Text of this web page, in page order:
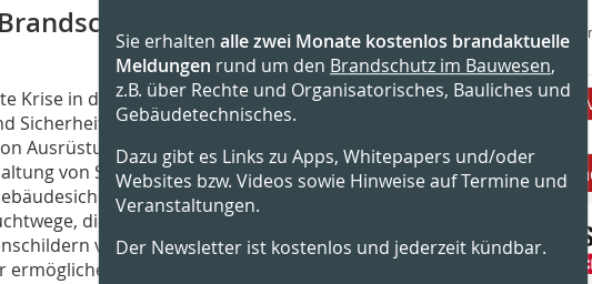
und
Krise in der Lieferkette betrifft auch die
Sicherheitsbranche. Die Auswirkungen
Ausrüstungen, sondern auch Unternehmen im
von Systemen. Darüber hinaus gibt es
auswirken können. Ein Beispiel
die vor den Schließungen vorhanden
vermischt sind, die den Mitarbeitern
sollen.
Sie erhalten alle zwei Monate kostenlos brandaktuelle
Meldungen rund um den Brandschutz im Bauwesen,
z.B. über Rechte und Organisatorisches, Bauliches und
Gebäudetechnisches.
Dazu gibt es Links zu Apps, Whitepapers und/oder
Websites bzw. Videos sowie Hinweise auf Termine und
Veranstaltungen.
Der Newsletter ist kostenlos und jederzeit kündbar.
MAC Hamburg
Anbieter